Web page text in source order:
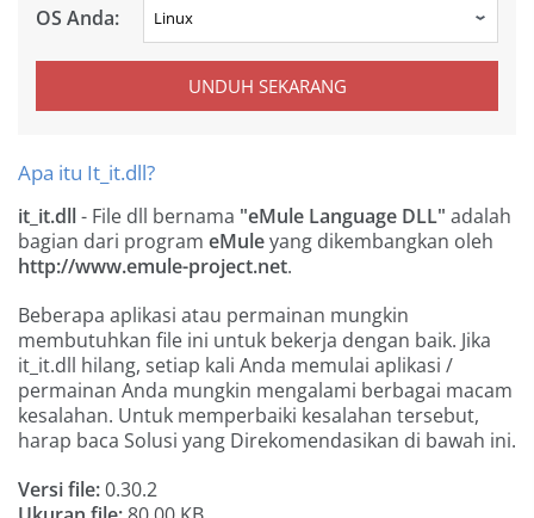
OS Anda:
UNDUH SEKARANG
Apa itu It_it.dll?
it_it.dll- File dll bernama "eMule Language DLL" adalah
bagian dari program eMuleyang dikembangkan oleh
http://www.emule-project.net.
Beberapa aplikasi atau permainan mungkin
membutuhkan file ini untuk bekerja dengan baik. Jika
it_it.dll hilang, setiap kali Anda memulai aplikasi /
permainan Anda mungkin mengalami berbagai macam
kesalahan. Untuk memperbaiki kesalahan tersebut,
harap baca Solusi yang Direkomendasikan di bawah ini.
Versi file:0.30.2